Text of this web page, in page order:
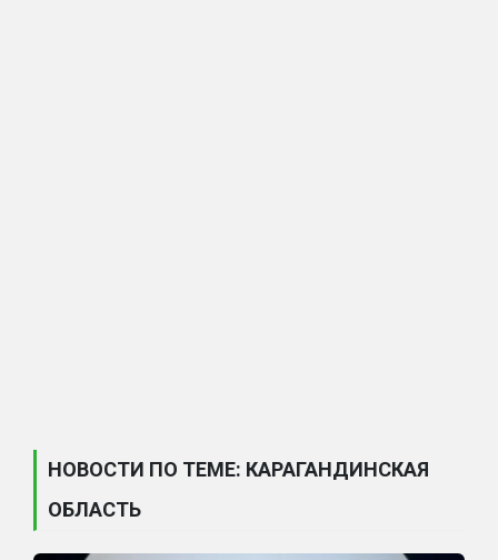
НОВОСТИ ПО ТЕМЕ: КАРАГАНДИНСКАЯ
ОБЛАСТЬ